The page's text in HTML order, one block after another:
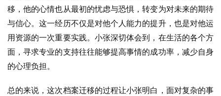
移，他的心情也从最初的忧虑与恐惧，转变为对未来的期待
与信心。这一经历不仅是对他个人能力的提升，也是对他运
用资源的一次重要实践。小张深切体会到，在生活的各个方
面，寻求专业的支持往往能够提高事情的成功率，减少自身
的心理负担。
总的来说，这次档案迁移的过程让小张明白，面对复杂的事